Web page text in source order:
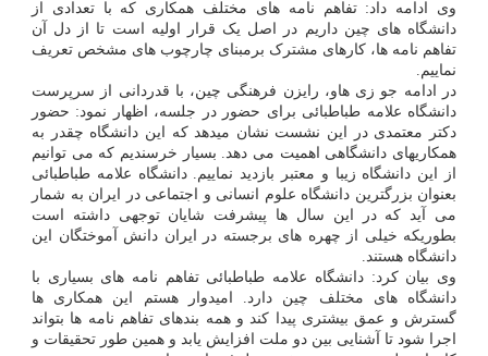
وی ادامه داد: تفاهم نامه های مختلف همکاری که با تعدادی از
دانشگاه های چین داریم در اصل یک قرار اولیه است تا از دل آن
تفاهم نامه ها، کارهای مشترک برمبنای چارچوب های مشخص تعریف
نماییم.
در ادامه جو زی هاو، رایزن فرهنگی چین، با قدردانی از سرپرست
دانشگاه علامه طباطبائی برای حضور در جلسه، اظهار نمود: حضور
دکتر معتمدی در این نشست نشان میدهد که این دانشگاه چقدر به
همکاریهای دانشگاهی اهمیت می دهد. بسیار خرسندیم که می توانیم
از این دانشگاه زیبا و معتبر بازدید نماییم. دانشگاه علامه طباطبائی
بعنوان بزرگترین دانشگاه علوم انسانی و اجتماعی در ایران به شمار
می آید که در این سال ها پیشرفت شایان توجهی داشته است
بطوریکه خیلی از چهره های برجسته در ایران دانش آموختگان این
دانشگاه هستند.
وی بیان کرد: دانشگاه علامه طباطبائی تفاهم نامه های بسیاری با
دانشگاه های مختلف چین دارد. امیدوار هستم این همکاری ها
گسترش و عمق بیشتری پیدا کند و همه بندهای تفاهم نامه ها بتواند
اجرا شود تا آشنایی بین دو ملت افزایش یابد و همین طور تحقیقات و